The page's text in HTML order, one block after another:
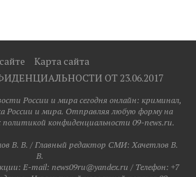
Карта сайта
ОТ 23.06.2017
России и мира сегодня онлайн: криминал,
России и мира. Отправляя любую форму на
политикой конфиденциальности 09-news.ru.
B. B. / Главный редактор СМИ: Хaчeтлoв B.
B.
E-mail: news09ru@yandex.ru / Телефон: +7